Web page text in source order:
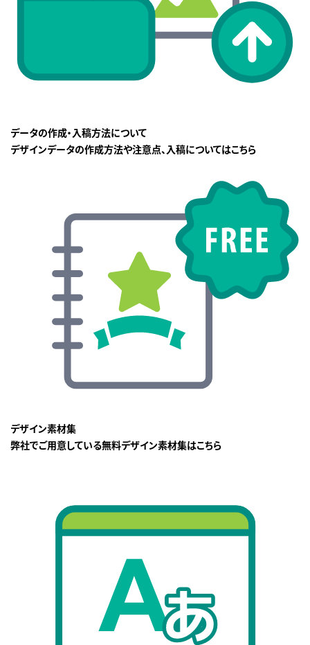
データの作成・入稿方法について
デザインデータの作成方法や注意点、入稿についてはこちら
デザイン素材集
弊社でご用意している無料デザイン素材集はこちら